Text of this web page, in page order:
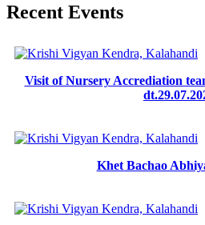
Recent Events
Visit of Nursery Accrediation
Khet Bachao